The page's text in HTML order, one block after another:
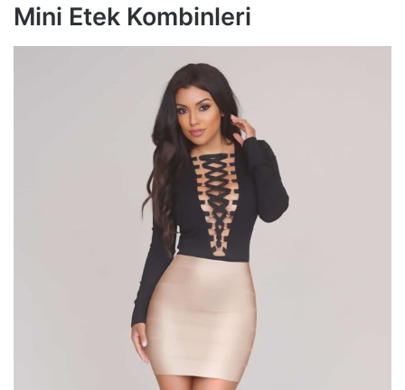
Mini Etek Kombinleri